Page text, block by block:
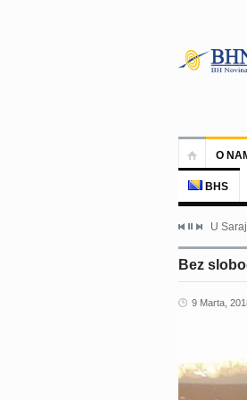
O
BHS
U
Bez
9 Marta,